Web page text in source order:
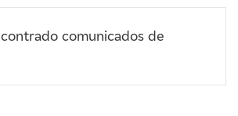
comunicados de